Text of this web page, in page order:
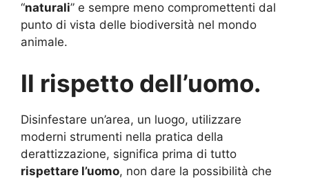
“naturali” e sempre meno compromettenti dal
punto di vista delle biodiversità nel mondo
animale.
Il rispetto dell’uomo.
Disinfestare un’area, un luogo, utilizzare
moderni strumenti nella pratica della
derattizzazione, significa prima di tutto
rispettare l’uomo, non dare la possibilità che